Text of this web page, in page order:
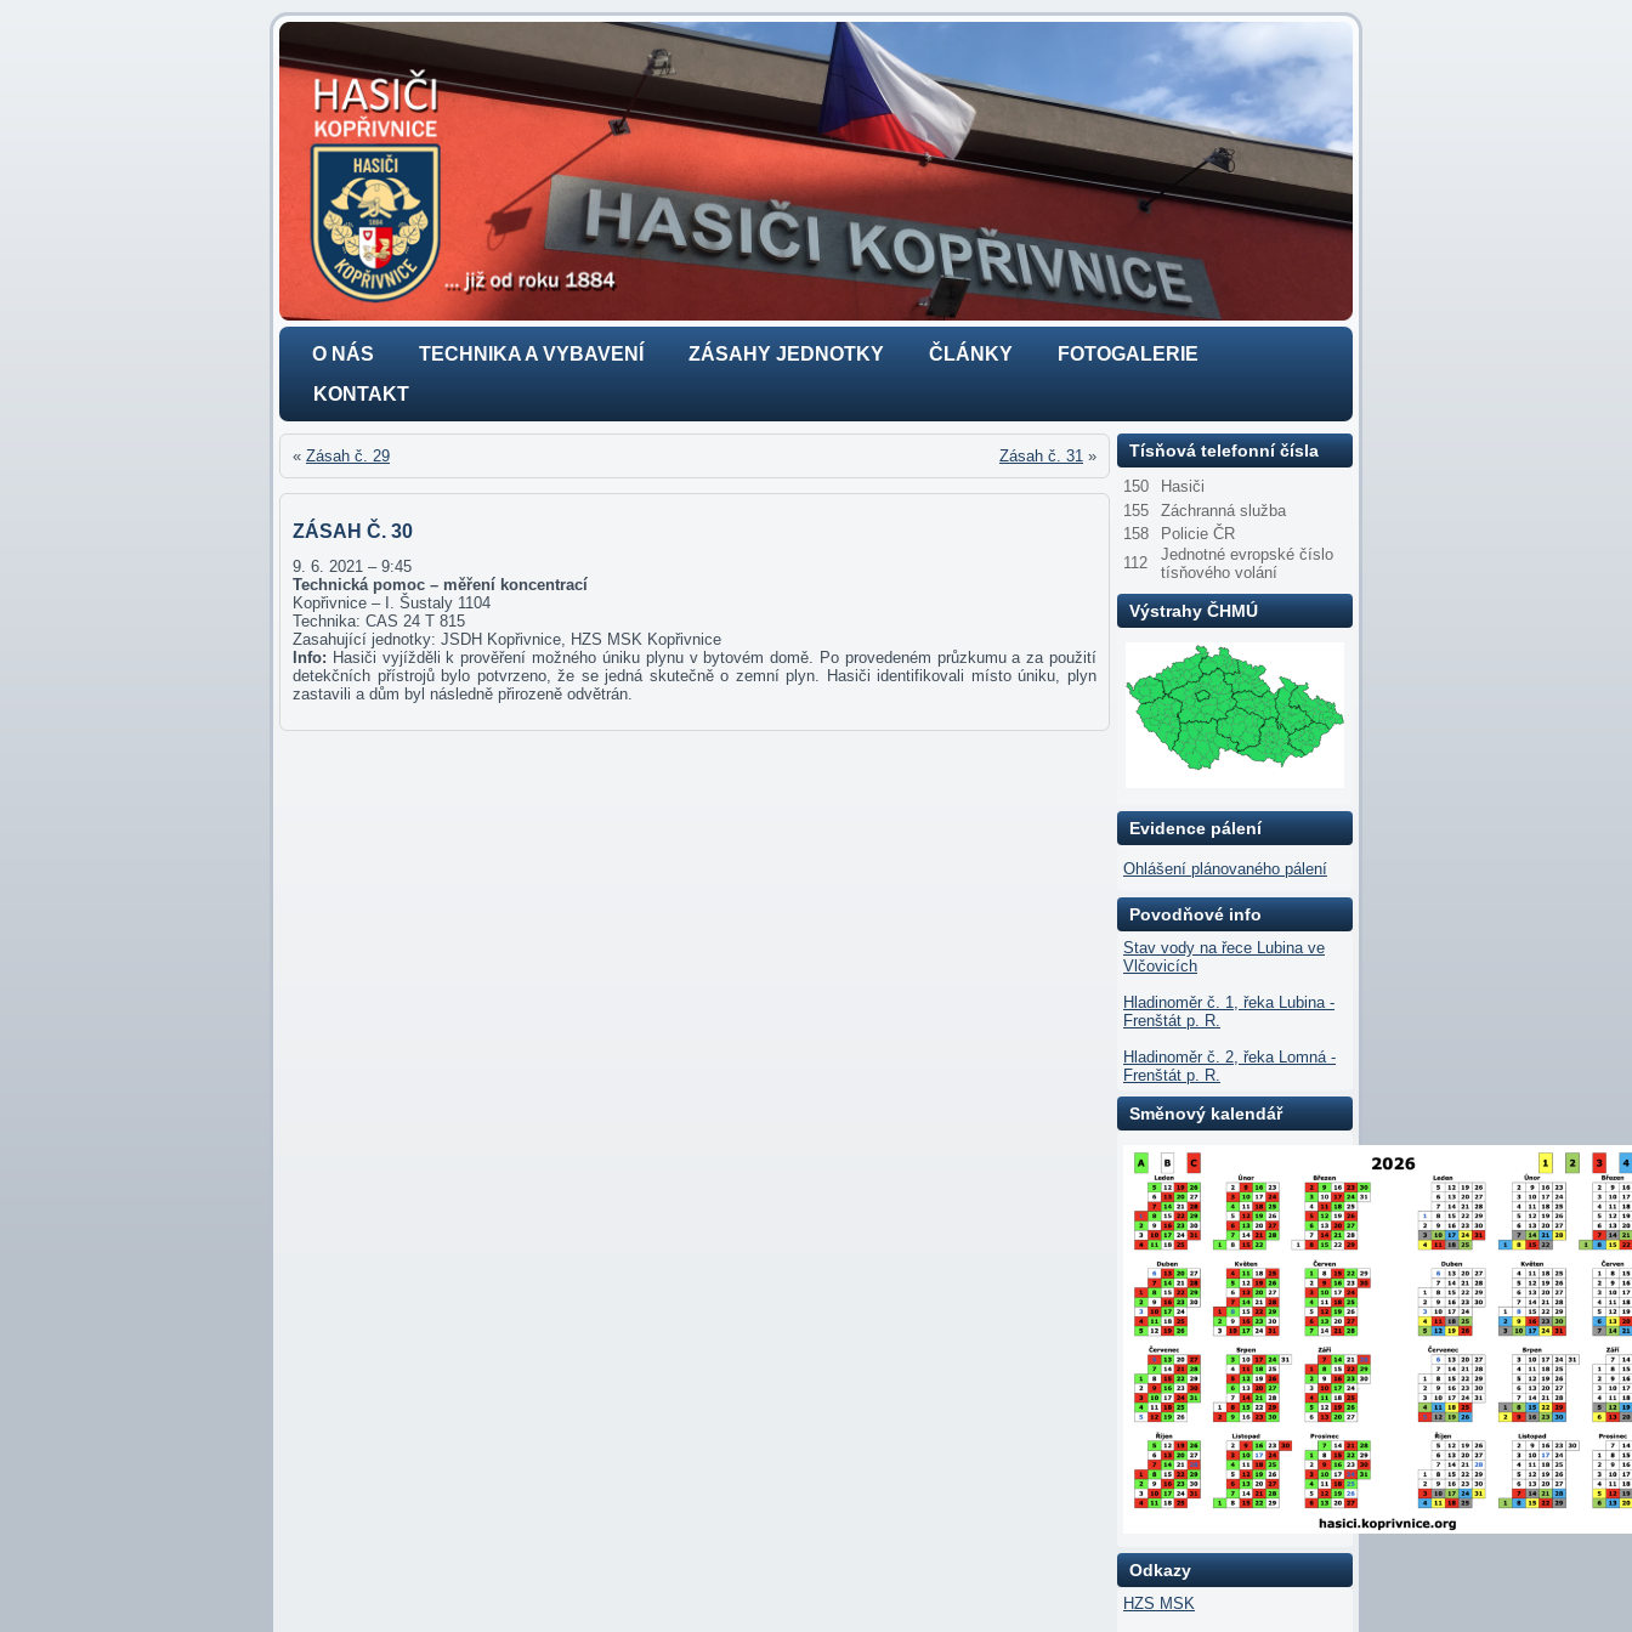
O NÁS TECHNIKA A VYBAVENÍ ZÁSAHY JEDNOTKY ČLÁNKY
FOTOGALERIE
KONTAKT
« Zásah č. 29 Zásah č. 31 »
ZÁSAH Č. 30
9. 6. 2021 – 9:45
Technická pomoc – měření koncentrací
Kopřivnice – I. Šustaly 1104
Technika: CAS 24 T 815
Zasahující jednotky: JSDH Kopřivnice, HZS MSK Kopřivnice
Info: Hasiči vyjížděli k prověření možného úniku plynu v bytovém domě. Po provedeném průzkumu a za použití
detekčních přístrojů bylo potvrzeno, že se jedná skutečně o zemní plyn. Hasiči identifikovali místo úniku, plyn
zastavili a dům byl následně přirozeně odvětrán.
Tísňová telefonní čísla
150
Hasiči
155
Záchranná služba
158
Policie ČR
112
Jednotné evropské číslo
tísňového volání
Výstrahy ČHMÚ
Evidence pálení
Ohlášení plánovaného pálení
Povodňové info
Stav vody na řece Lubina ve
Vlčovicích
Hladinoměr č. 1, řeka Lubina -
Frenštát p. R.
Hladinoměr č. 2, řeka Lomná -
Frenštát p. R.
Směnový kalendář
Odkazy
HZS MSK